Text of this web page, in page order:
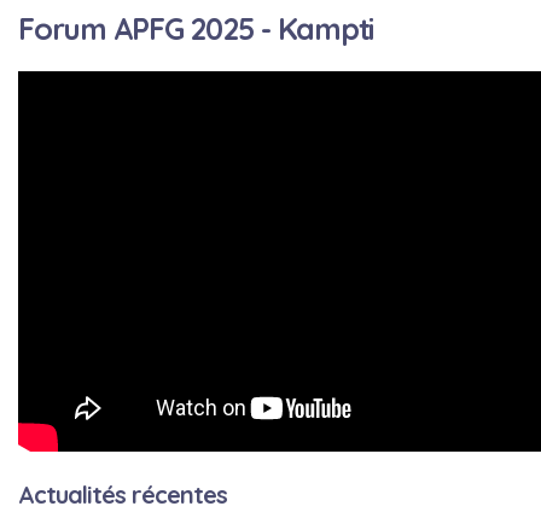
Forum APFG 2025 - Kampti
Actualités récentes